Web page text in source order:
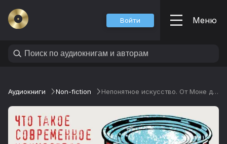
Войти Меню
Аудиокниги Non-fiction Непонятное искусство. От Моне до Бэнкси